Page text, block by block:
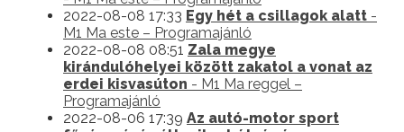
2022-08-08 17:33 Egy hét a csillagok alatt -
M1 Ma este – Programajánló
2022-08-08 08:51 Zala megye
kirándulóhelyei között zakatol a vonat az
erdei kisvasúton - M1 Ma reggel –
Programajánló
2022-08-06 17:39 Az autó-motor sport